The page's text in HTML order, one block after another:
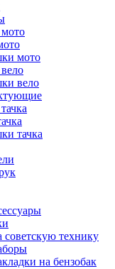
мото
вело
тачка
советскую технику
на бензобак